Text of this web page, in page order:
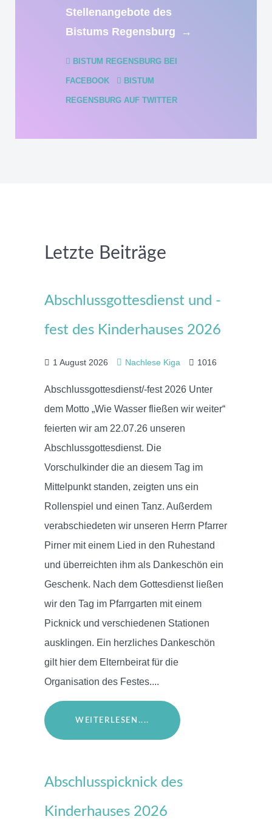
Stellenangebote des
Bistums Regensburg
→
BISTUM REGENSBURG BEI
FACEBOOK BISTUM
REGENSBURG AUF TWITTER
Letzte Beiträge
Abschlussgottesdienst und -
fest des Kinderhauses 2026
1 August 2026 Nachlese Kiga 1016
Abschlussgottesdienst/-fest 2026 Unter
dem Motto „Wie Wasser fließen wir weiter“
feierten wir am 22.07.26 unseren
Abschlussgottesdienst. Die
Vorschulkinder die an diesem Tag im
Mittelpunkt standen, zeigten uns ein
Rollenspiel und einen Tanz. Außerdem
verabschiedeten wir unseren Herrn Pfarrer
Pirner mit einem Lied in den Ruhestand
und überreichten ihm als Dankeschön ein
Geschenk. Nach dem Gottesdienst ließen
wir den Tag im Pfarrgarten mit einem
Picknick und verschiedenen Stationen
ausklingen. Ein herzliches Dankeschön
gilt hier dem Elternbeirat für die
Organisation des Festes....
WEITERLESEN....
Abschlusspicknick des
Kinderhauses 2026